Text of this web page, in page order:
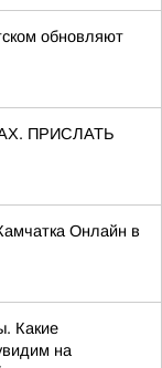
обновляют
ПРИСЛАТЬ
Онлайн в
Какие
на